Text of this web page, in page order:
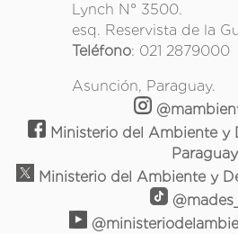
Lynch N° 3500.
esq. Reservista de la
Teléfono: 021 2879000
Asunción, Paraguay.
Ministerio del Ambiente y
Paraguay
Ministerio del Ambiente y